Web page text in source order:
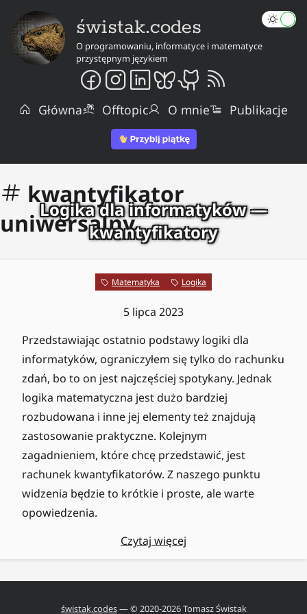
świstak.codes
O programowaniu, informatyce i matematyce
przystępnym językiem
Główna Offtopic O mnie Publikacje
kwantyfikator
uniwersalny
Logika dla informatyków —
kwantyfikatory
Matematyka Logika
5 lipca 2023
Przedstawiając ostatnio podstawy logiki dla
informatyków, ograniczyłem się tylko do rachunku
zdań, bo to on jest najczęściej spotykany. Jednak
logika matematyczna jest dużo bardziej
rozbudowana i inne jej elementy też znajdują
zastosowanie praktyczne. Kolejnym
zagadnieniem, które chcę przedstawić, jest
rachunek kwantyfikatorów. Z naszego punktu
widzenia będzie to krótkie i proste, ale warte
opowiedzenia.
Czytaj więcej
świstak.codes— © 2020-2026Tomasz Świstak